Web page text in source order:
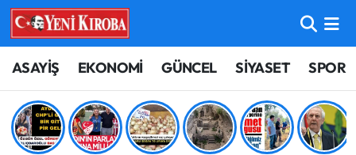
ASAYİŞ EKONOMİ GÜNCEL SİYASET SPOR
ASAYİŞ
BİLİM-TEKNOLOJİ
ÇEVRE
Aydın Nöbetçi Eczaneler
Aydın Hava Durumu
Aydin Namaz Vakitleri